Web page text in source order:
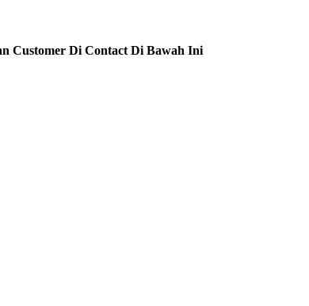
Customer Di Contact Di Bawah Ini